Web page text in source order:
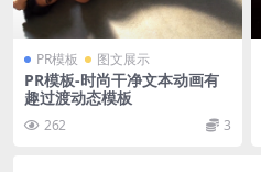
PR模板 图文展示
PR模板-时尚干净文本动画有
趣过渡动态模板
262 3